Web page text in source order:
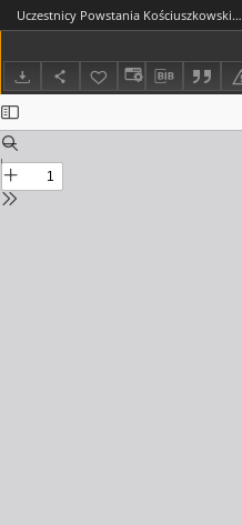
Uczestnicy Powstania Kościuszkowskiego w portretach Józefa Grassiego